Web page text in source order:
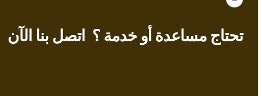
تحتاج مساعدة أو خدمة ؟ اتصل بنا الآن